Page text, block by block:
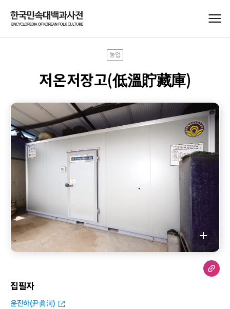
농업
저온저장고(低溫貯藏庫)
집필자
윤진하(尹眞河)